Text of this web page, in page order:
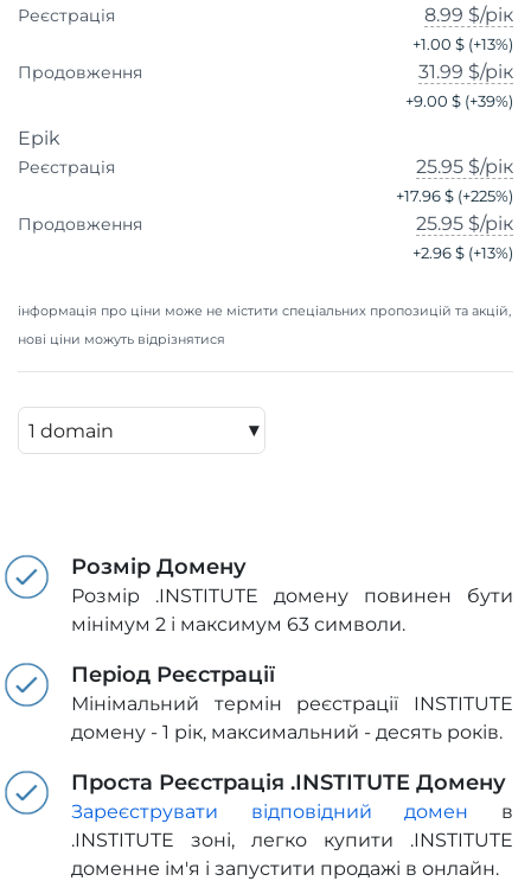
Реєстрація 8.99 $/рік
+1.00 $ (+13%)
Продовження 31.99 $/рік
+9.00 $ (+39%)
Epik
Реєстрація 25.95 $/рік
+17.96 $ (+225%)
Продовження 25.95 $/рік
+2.96 $ (+13%)
інформація про ціни може не містити спеціальних пропозицій та акцій,
нові ціни можуть відрізнятися
▾
Розмір Домену
Розмір .INSTITUTE домену повинен бути
мінімум 2 і максимум 63 символи.
Період Реєстрації
Мінімальний термін реєстрації INSTITUTE
домену - 1 рік, максимальний - десять років.
Проста Реєстрація .INSTITUTE Домену
Зареєструвати відповідний домен в
.INSTITUTE зоні, легко купити .INSTITUTE
доменне ім'я і запустити продажі в онлайн.